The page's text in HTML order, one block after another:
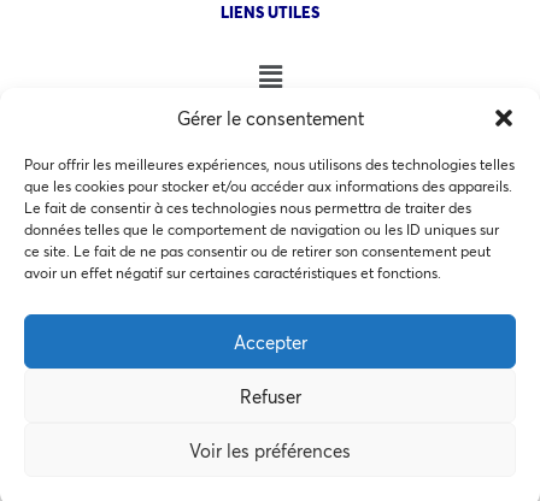
Gérer le consentement
Pour offrir les meilleures expériences, nous utilisons des technologies telles
que les cookies pour stocker et/ou accéder aux informations des appareils.
Le fait de consentir à ces technologies nous permettra de traiter des
données telles que le comportement de navigation ou les ID uniques sur
ce site. Le fait de ne pas consentir ou de retirer son consentement peut
avoir un effet négatif sur certaines caractéristiques et fonctions.
Accepter
Refuser
Voir les préférences
Ce site utilise des cookies pour les statistiques et pour
politique de confidentialité
Accepter
Refuser
Préférences des cookies
LIENS UTILES
NOS AUTRES SITES
COPYRIGHT @ 2026 - INVEST IN BORDEAUX - 32 Allées d'Orléans